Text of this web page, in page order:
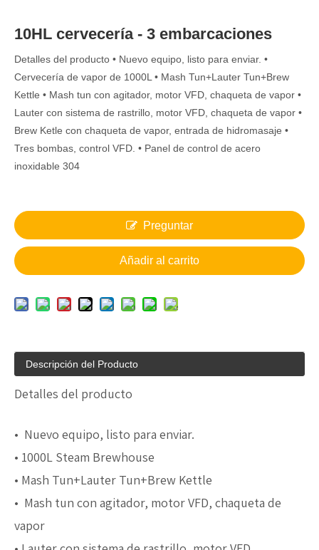
10HL cervecería - 3 embarcaciones
Detalles del producto • Nuevo equipo, listo para enviar. •
Cervecería de vapor de 1000L • Mash Tun+Lauter Tun+Brew
Kettle • Mash tun con agitador, motor VFD, chaqueta de vapor •
Lauter con sistema de rastrillo, motor VFD, chaqueta de vapor •
Brew Ketle con chaqueta de vapor, entrada de hidromasaje •
Tres bombas, control VFD. • Panel de control de acero
inoxidable 304
Preguntar
Añadir al carrito
Descripción del Producto
Detalles del producto
• Nuevo equipo, listo para enviar.
• 1000L Steam Brewhouse
• Mash Tun+Lauter Tun+Brew Kettle
• Mash tun con agitador, motor VFD, chaqueta de
vapor